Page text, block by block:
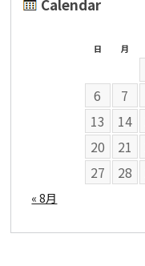
Calendar
日 月
6
7
13
14
20
21
27
28
« 8月